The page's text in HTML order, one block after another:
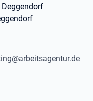
Deggendorf